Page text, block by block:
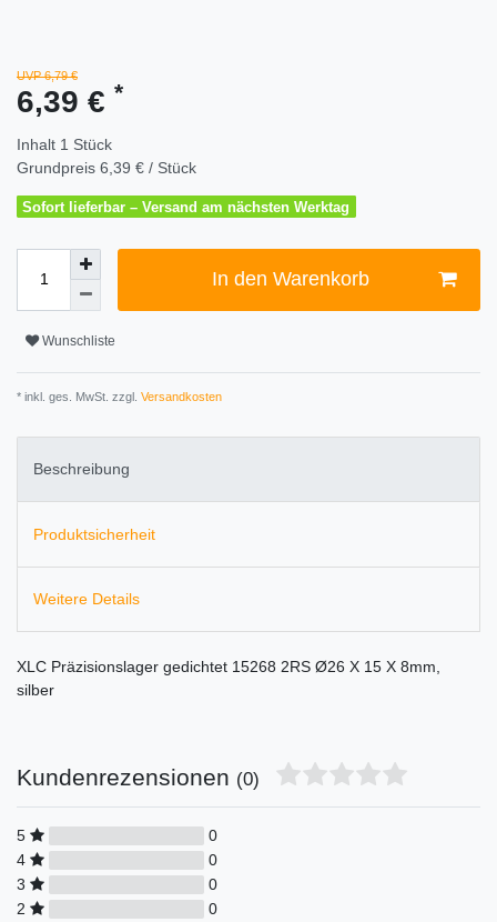
UVP 6,79 €
6,39 € *
Inhalt 1 Stück
Grundpreis 6,39 € / Stück
Sofort lieferbar – Versand am nächsten Werktag
In den Warenkorb
Wunschliste
* inkl. ges. MwSt. zzgl. Versandkosten
Beschreibung
Produktsicherheit
Weitere Details
XLC Präzisionslager gedichtet 15268 2RS Ø26 X 15 X 8mm,
silber
Kundenrezensionen (0)
5
0
4
0
3
0
2
0